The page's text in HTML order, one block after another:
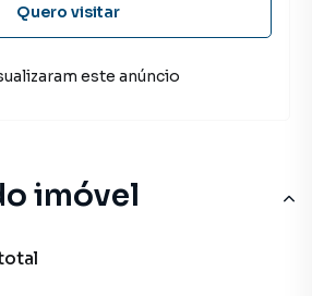
imóvel
Quero visitar
este anúncio